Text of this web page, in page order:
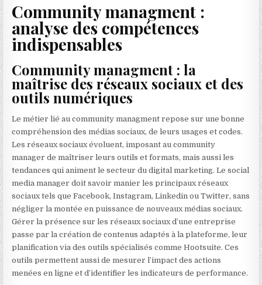
Community managment :
analyse des compétences
indispensables
Community managment : la
maîtrise des réseaux sociaux et des
outils numériques
Le métier lié au community managment repose sur une bonne
compréhension des médias sociaux, de leurs usages et codes.
Les réseaux sociaux évoluent, imposant au community
manager de maîtriser leurs outils et formats, mais aussi les
tendances qui animent le secteur du digital marketing. Le social
media manager doit savoir manier les principaux réseaux
sociaux tels que Facebook, Instagram, Linkedin ou Twitter, sans
négliger la montée en puissance de nouveaux médias sociaux.
Gérer la présence sur les réseaux sociaux d’une entreprise
passe par la création de contenus adaptés à la plateforme, leur
planification via des outils spécialisés comme Hootsuite. Ces
outils permettent aussi de mesurer l’impact des actions
menées en ligne et d’identifier les indicateurs de performance.